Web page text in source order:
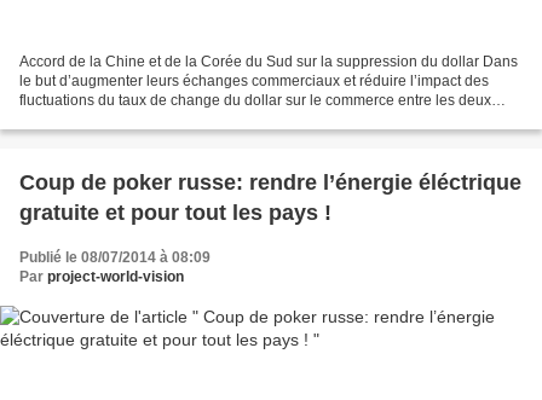
Accord de la Chine et de la Corée du Sud sur la suppression du dollar Dans
le but d’augmenter leurs échanges commerciaux et réduire l’impact des
fluctuations du taux de change du dollar sur le commerce entre les deux
Coup de poker russe: rendre l’énergie éléctrique
gratuite et pour tout les pays !
Publié le 08/07/2014 à 08:09
Par project-world-vision